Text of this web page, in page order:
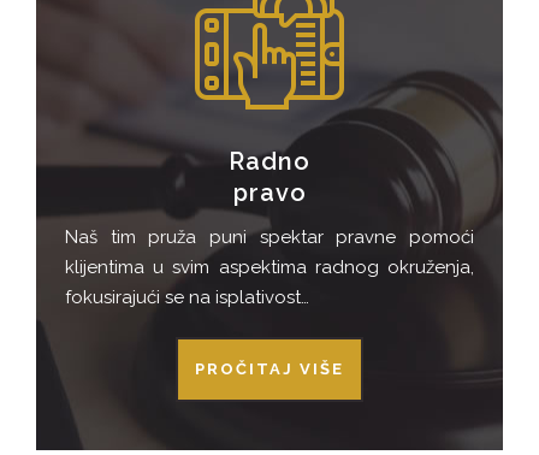
Radno
pravo
Naš tim pruža puni spektar pravne pomoći
klijentima u svim aspektima radnog okruženja,
fokusirajući se na isplativost…
PROČITAJ VIŠE